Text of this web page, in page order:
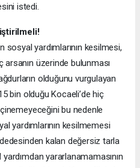
istedi.
sosyal yardımlarının kesilmesi,
üzerinde bulunması
olduğunu vurgulayan
bin olduğu Kocaeli’de hiç
bu nedenle
yardımlarının kesilmemesi
kalan değersiz tarla
yararlanamamasının